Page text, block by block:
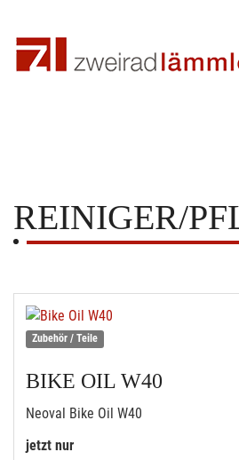
REINIGER/
Zubehör / Teile
BIKE OIL W40
Neoval Bike Oil W40
jetzt nur